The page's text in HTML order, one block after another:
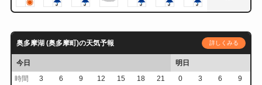
奥多摩湖 (奥多摩町)の天気予報 詳しくみる
今日
明日
時間
3 6 9 12 15 18 21 0 3 6
9